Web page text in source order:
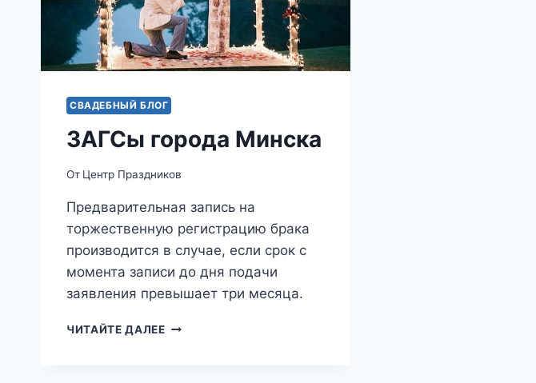
СВАДЕБНЫЙ БЛОГ
ЗАГСы города Минска
От Центр Праздников
Предварительная запись на
торжественную регистрацию брака
производится в случае, если срок с
момента записи до дня подачи
заявления превышает три месяца.
ЧИТАЙТЕ ДАЛЕЕЗАГСЫ